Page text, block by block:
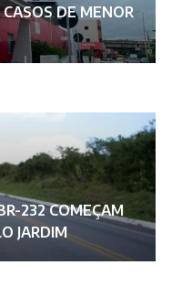
DE MENOR
232 COMEÇAM
JARDIM